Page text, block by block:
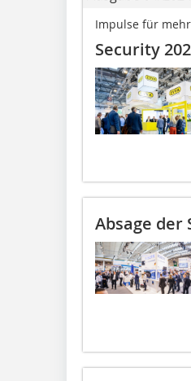
Impulse für
Security
Absage der